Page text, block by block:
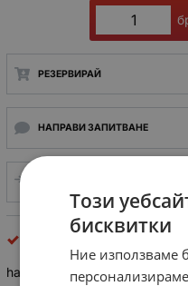
РЕЗЕРВИРАЙ
НАПРАВИ ЗАПИТВАНЕ
hama Поляризационен
Този
бисквитки
Ние използваме